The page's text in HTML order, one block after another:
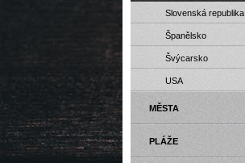
Slovenská republika
Španělsko
Švýcarsko
USA
MĚSTA
PLÁŽE